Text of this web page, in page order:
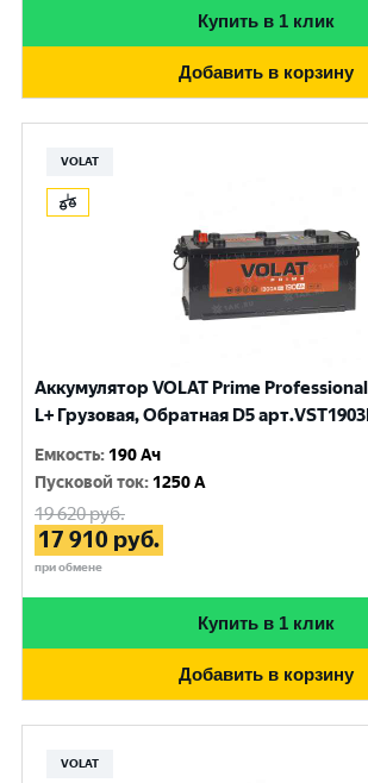
Купить в 1 клик
Добавить в корзину
VOLAT
Аккумулятор VOLAT Prime Professional
L+ Грузовая, Обратная D5
Емкость: 190 Ач
Пусковой ток: 1250 A
19 620руб.
17 910 руб.
при обмене
Купить в 1 клик
Добавить в корзину
VOLAT